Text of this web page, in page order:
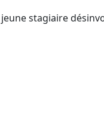
jeune stagiaire